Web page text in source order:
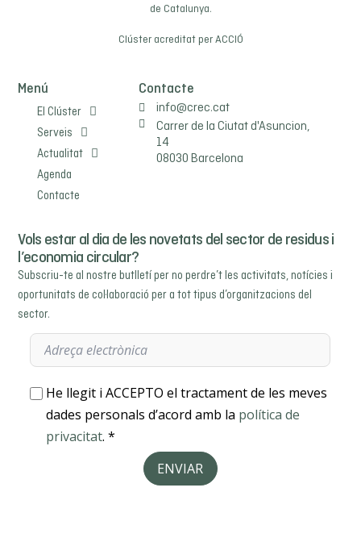
de Catalunya.
Clúster acreditat perACCIÓ
Menú
El Clúster
Serveis
Actualitat
Agenda
Contacte
Contacte
info@crec.cat
Carrer de la Ciutat d'Asuncion,
14
08030 Barcelona
Vols estar al dia de les novetats del sector de residus i
l’economia circular?
Subscriu-te al nostre butlletí per no perdre’t les activitats, notícies i
oportunitats de col·laboració per a tot tipus d’organitzacions del
sector.